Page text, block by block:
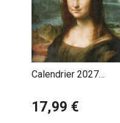
Calendrier 2027
Vinci
17,99 €